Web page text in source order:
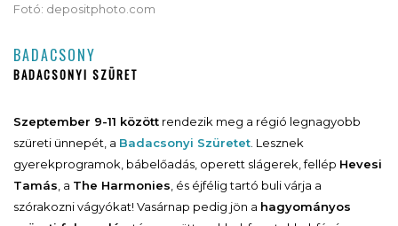
Fotó: depositphoto.com
BADACSONY
BADACSONYI SZÜRET
Szeptember 9-11 között rendezik meg a régió legnagyobb
szüreti ünnepét, a Badacsonyi Szüretet . Lesznek
gyerekprogramok, bábelőadás, operett slágerek, fellép Hevesi
Tamás , a The Harmonies , és éjfélig tartó buli várja a
szórakozni vágyókat! Vasárnap pedig jön a hagyományos